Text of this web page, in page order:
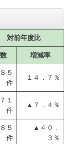
対前年度比
増減率
５
件
１４．７％
１
件
▲７．４％
５
件
▲４０．
３％